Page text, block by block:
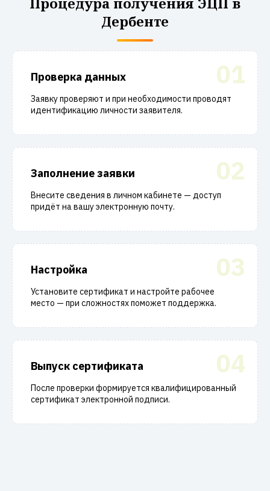
Дербенте
01
Проверка данных
Заявку проверяют и при необходимости проводят
идентификацию личности заявителя.
02
Заполнение заявки
Внесите сведения в личном кабинете — доступ
придёт на вашу электронную почту.
03
Настройка
Установите сертификат и настройте рабочее
место — при сложностях поможет поддержка.
04
Выпуск сертификата
После проверки формируется квалифицированный
сертификат электронной подписи.